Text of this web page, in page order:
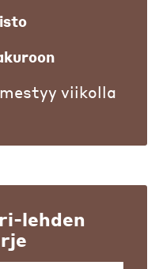
viikolla
lehden